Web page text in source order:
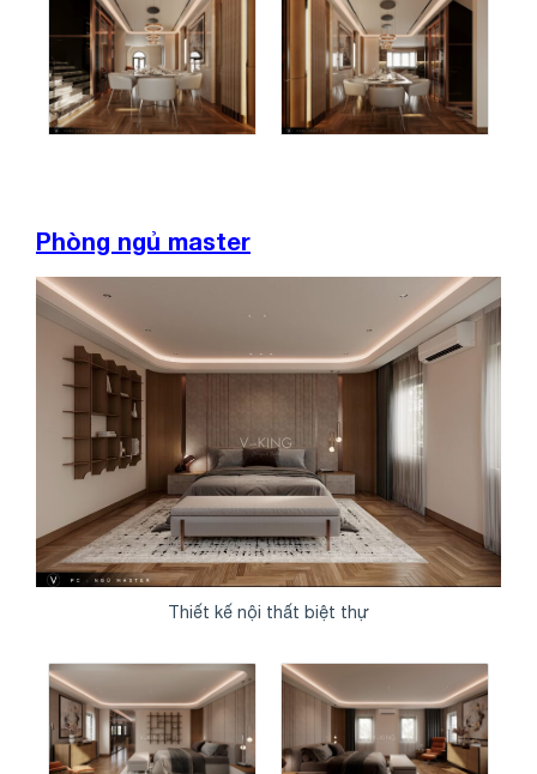
Phòng ngủ master
Thiết kế nội thất biệt thự